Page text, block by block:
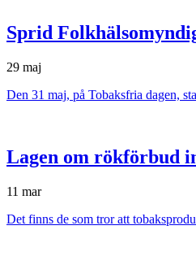
Sprid
29 maj
Den 31 maj, på Tobaksfria dagen,
Lagen om rökförbud
11 mar
Det finns de som tror att